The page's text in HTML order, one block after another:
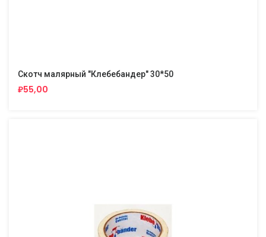
Скотч малярный "Клебебандер" 30*50
₽55,00